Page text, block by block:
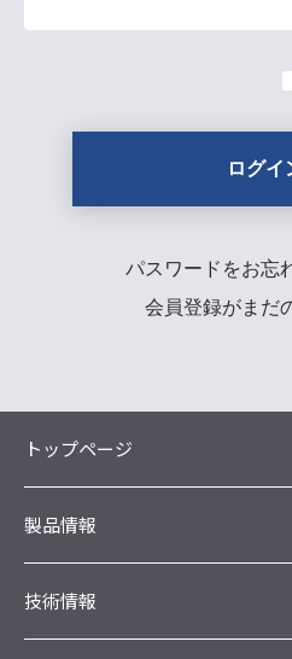
パスワードをお忘
会員登録がまだ
トップページ
製品情報
技術情報